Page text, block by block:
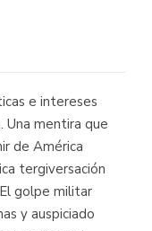
e intereses
Una mentira que
de América
tergiversación
golpe militar
y auspiciado